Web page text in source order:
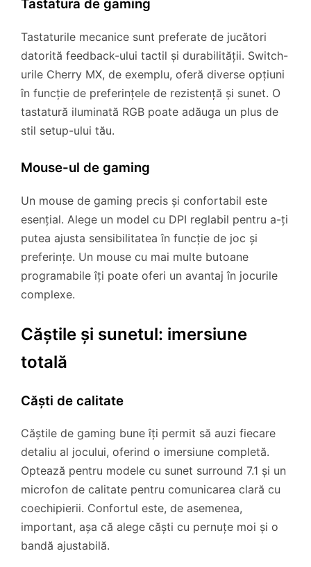
Tastatura de gaming
Tastaturile mecanice sunt preferate de jucători
datorită feedback-ului tactil și durabilității. Switch-
urile Cherry MX, de exemplu, oferă diverse opțiuni
în funcție de preferințele de rezistență și sunet. O
tastatură iluminată RGB poate adăuga un plus de
stil setup-ului tău.
Mouse-ul de gaming
Un mouse de gaming precis și confortabil este
esențial. Alege un model cu DPI reglabil pentru a-ți
putea ajusta sensibilitatea în funcție de joc și
preferințe. Un mouse cu mai multe butoane
programabile îți poate oferi un avantaj în jocurile
complexe.
Căștile și sunetul: imersiune
totală
Căști de calitate
Căștile de gaming bune îți permit să auzi fiecare
detaliu al jocului, oferind o imersiune completă.
Optează pentru modele cu sunet surround 7.1 și un
microfon de calitate pentru comunicarea clară cu
coechipierii. Confortul este, de asemenea,
important, așa că alege căști cu pernuțe moi și o
bandă ajustabilă.